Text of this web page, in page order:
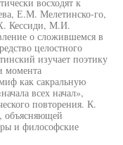
Е.М. Мелетинско-го,
Кессиди, М.И.
о сложившемся в
целостного
изучает поэтику
момента
как сакральную
всех начал»,
повторения. К.
объясняющей
и философские